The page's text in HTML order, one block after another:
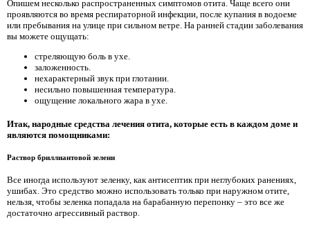
Опишем несколько распространенных симптомов отита. Чаще всего они
проявляются во время респираторной инфекции, после купания в водоеме
или пребывания на улице при сильном ветре. На ранней стадии заболевания
вы можете ощущать:
стреляющую боль в ухе.
заложенность.
нехарактерный звук при глотании.
несильно повышенная температура.
ощущение локального жара в ухе.
Итак, народные средства лечения отита, которые есть в каждом доме и
являются помощниками:
Раствор бриллиантовой зелени
Все иногда используют зеленку, как антисептик при неглубоких ранениях,
ушибах. Это средство можно использовать только при наружном отите,
нельзя, чтобы зеленка попадала на барабанную перепонку – это все же
достаточно агрессивный раствор.